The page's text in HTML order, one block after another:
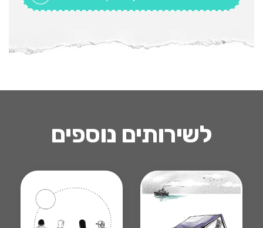
לשירותים נוספים